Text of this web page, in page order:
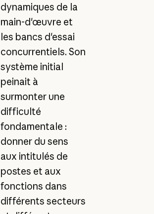
dynamiques de la
main-d'œuvre et
les bancs d'essai
concurrentiels. Son
système initial
peinait à
surmonter une
difficulté
fondamentale :
donner du sens
aux intitulés de
postes et aux
fonctions dans
différents secteurs